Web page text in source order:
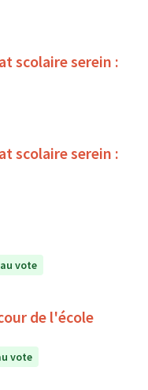
scolaire serein :
scolaire serein :
vote
de l'école
vote